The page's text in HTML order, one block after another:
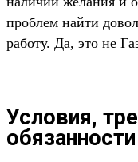
проблем найти
работу. Да, это не
Условия,
обязанности